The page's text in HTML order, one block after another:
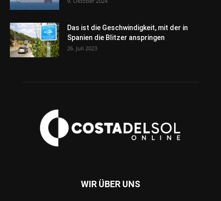
Das ist die Geschwindigkeit, mit der in
Spanien die Blitzer anspringen
26. Juli 2023
WIR ÜBER UNS